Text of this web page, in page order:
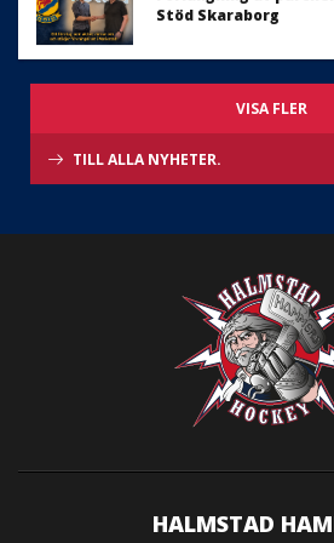
Stöd Skaraborg
VISA FLER
TILL ALLA NYHETER.
HALMSTAD